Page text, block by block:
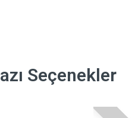
Seçenekler